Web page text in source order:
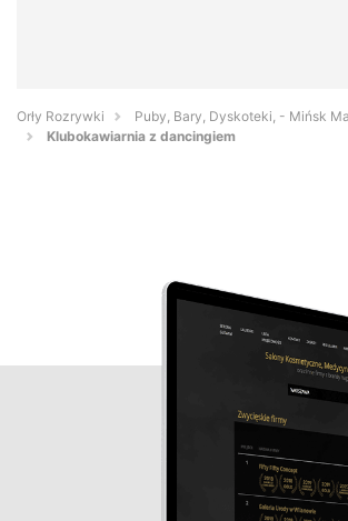
Orły Rozrywki
Puby, Bary, Dyskoteki, - Mińsk
Klubokawiarnia z dancingiem